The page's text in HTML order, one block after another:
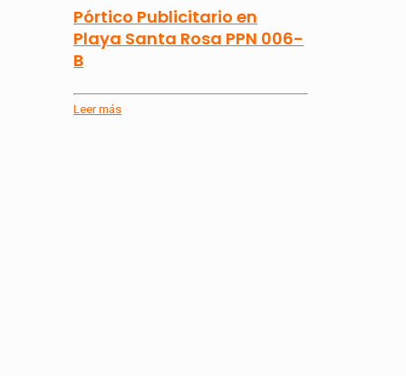
Pórtico Publicitario en
Playa Santa Rosa PPN 006-
B
Leer más